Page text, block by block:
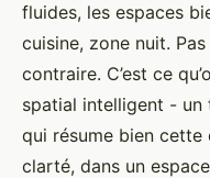
fluides, les espaces
cuisine, zone nuit.
contraire. C’est ce
spatial intelligent - un
qui résume bien cette
clarté, dans un